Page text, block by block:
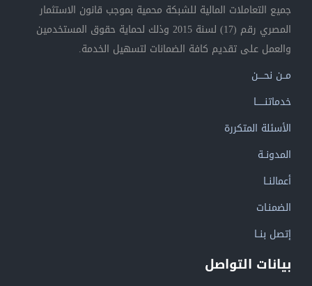
جميع التعاملات المالية للشبكة محمية بموجب قانون الاستثمار
المصري رقم (17) لسنة 2015 وذلك لحماية حقوق المستخدمين
والعمل على تقديم كافة الضمانات لتسهيل الخدمة.
مــن نحــــن
خدماتنــــــا
الأسئلة المتكررة
المدونــة
أعمالنــا
الضمنـات
إتصل بنــا
بيانات التواصل